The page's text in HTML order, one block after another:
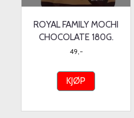
ROYAL FAMILY MOCHI
CHOCOLATE 180G.
49,-
KJØP